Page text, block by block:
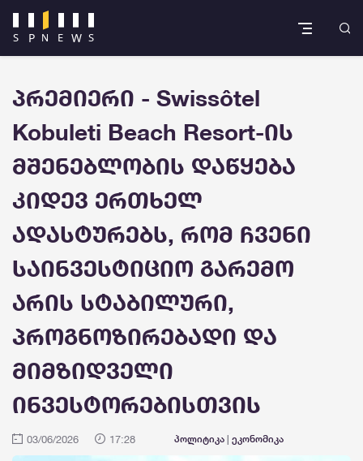
პრემიერი - Swissôtel
Kobuleti Beach Resort-ის
მშენებლობის დაწყება
კიდევ ერთხელ
ადასტურებს, რომ ჩვენი
საინვესტიციო გარემო
არის სტაბილური,
პროგნოზირებადი და
მიმზიდველი
ინვესტორებისთვის
03/06/2026 17:28 პოლიტიკა | ეკონომიკა